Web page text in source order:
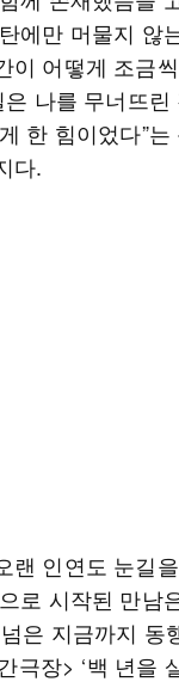
에만 머물지 않
이 어떻게 조금
나를 무너뜨
한 힘이었다”
다.
랜 인연도 눈길
로 시작된 만남
은 지금까지 동
극장> ‘백 년을